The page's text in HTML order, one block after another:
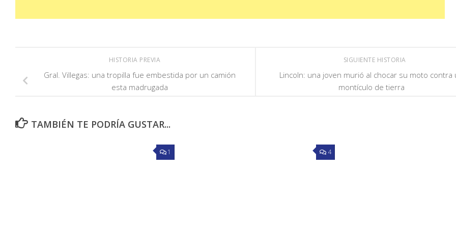
SIGUIENTE HISTORIA
Lincoln: una joven murió al chocar su moto contra
montículo de tierra
HISTORIA PREVIA
Gral. Villegas: una tropilla fue embestida por un camión
esta madrugada
TAMBIÉN TE PODRÍA GUSTAR...
1 4